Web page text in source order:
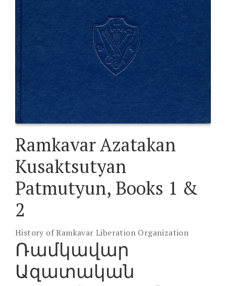
Ramkavar Azatakan
Kusaktsutyan
Patmutyun, Books 1 &
2
History of Ramkavar Liberation Organization
Ռամկավար
Ազատական